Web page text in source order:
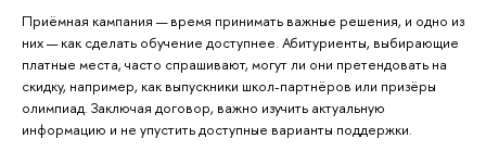
Приёмная кампания — время принимать важные решения, и одно из
них — как сделать обучение доступнее. Абитуриенты, выбирающие
платные места, часто спрашивают, могут ли они претендовать на
скидку, например, как выпускники школ-партнёров или призёры
олимпиад. Заключая договор, важно изучить актуальную
информацию и не упустить доступные варианты поддержки.